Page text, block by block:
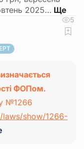
2025…
5
ФОПом.
№1266
laws/show/1266-